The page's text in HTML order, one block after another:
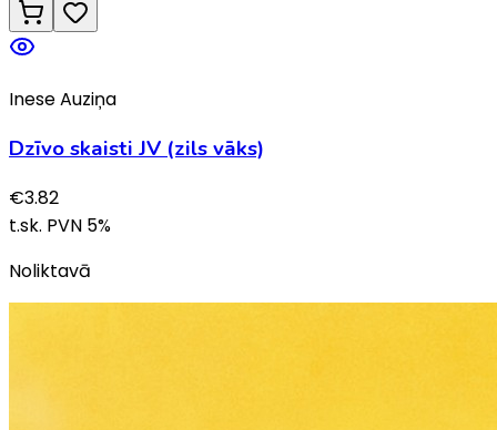
Inese Auziņa
Dzīvo skaisti JV (zils vāks)
€3.82
t.sk. PVN 5%
Noliktavā